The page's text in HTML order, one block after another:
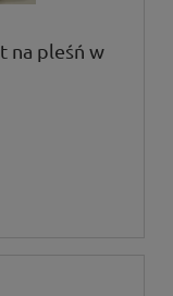
na pleśń w